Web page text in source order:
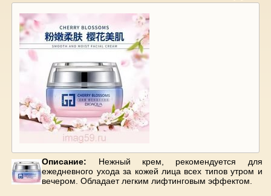
Описание: Нежный крем, рекомендуется для
ежедневного ухода за кожей лица всех типов утром и
вечером. Обладает легким лифтинговым эффектом.